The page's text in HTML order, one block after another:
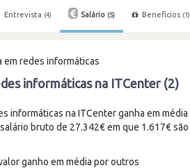
Entrevista (4) Salário (5) Benefícios (1)
em redes informáticas
informáticas na ITCenter (2)
informáticas na ITCenter ganha em média
bruto de 27.342€ em que 1.617€ são
ganho em média por outros